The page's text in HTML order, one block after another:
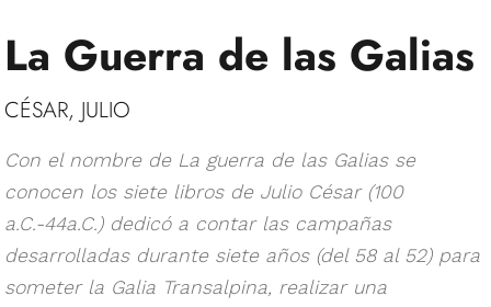
La Guerra de las Galias
CÉSAR, JULIO
Con el nombre de La guerra de las Galias se
conocen los siete libros de Julio César (100
a.C.-44a.C.) dedicó a contar las campañas
desarrolladas durante siete años (del 58 al 52) para
someter la Galia Transalpina, realizar una